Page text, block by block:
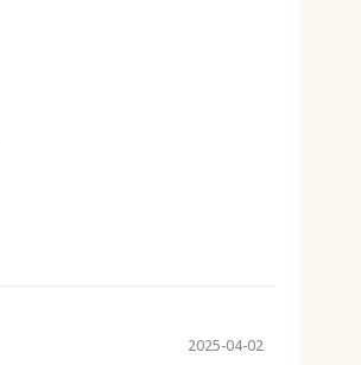
2025-04-02